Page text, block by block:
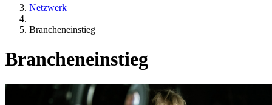
Netzwerk
Brancheneinstieg
Brancheneinstieg